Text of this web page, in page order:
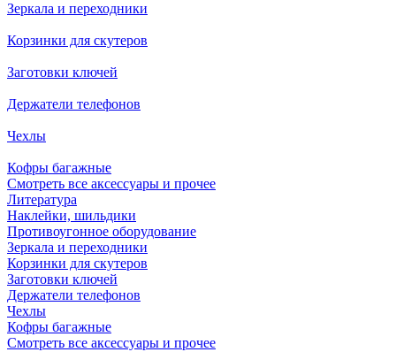
Зеркала и переходники
Корзинки для скутеров
Заготовки ключей
Держатели телефонов
Чехлы
Кофры багажные
Смотреть все аксессуары и прочее
Литература
Наклейки, шильдики
Противоугонное оборудование
Зеркала и переходники
Корзинки для скутеров
Заготовки ключей
Держатели телефонов
Чехлы
Кофры багажные
Смотреть все аксессуары и прочее